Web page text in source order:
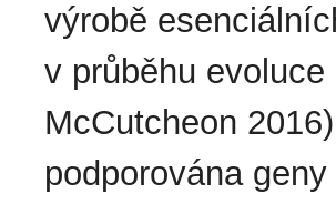
výrobě
v průběhu
McCutcheon
podporována